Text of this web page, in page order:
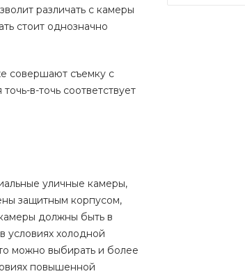
различать с камеры
стоит однозначно
совершают съемку с
в-точь соответствует
уличные камеры,
защитным корпусом,
должны быть в
условиях холодной
можно выбирать и более
повышенной